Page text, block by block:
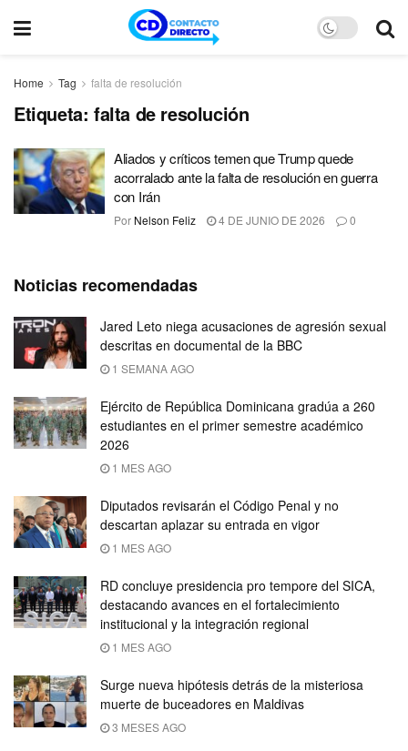
Home Tag falta de resolución
Etiqueta: falta de resolución
Aliados y críticos temen que Trump quede
acorralado ante la falta de resolución en guerra
con Irán
Por Nelson Feliz 4 DE JUNIO DE 2026 0
Noticias recomendadas
Jared Leto niega acusaciones de agresión sexual
descritas en documental de la BBC
1 SEMANA AGO
Ejército de República Dominicana gradúa a 260
estudiantes en el primer semestre académico
2026
1 MES AGO
Diputados revisarán el Código Penal y no
descartan aplazar su entrada en vigor
1 MES AGO
RD concluye presidencia pro tempore del SICA,
destacando avances en el fortalecimiento
institucional y la integración regional
1 MES AGO
Surge nueva hipótesis detrás de la misteriosa
muerte de buceadores en Maldivas
3 MESES AGO